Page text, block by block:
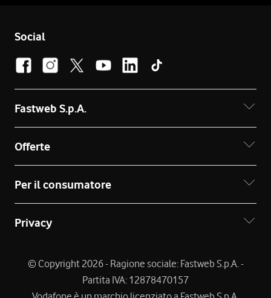
Social
Fastweb S.p.A.
Offerte
Per il consumatore
Privacy
© Copyright 2026 - Ragione sociale: Fastweb S.p.A. -
Partita IVA: 12878470157